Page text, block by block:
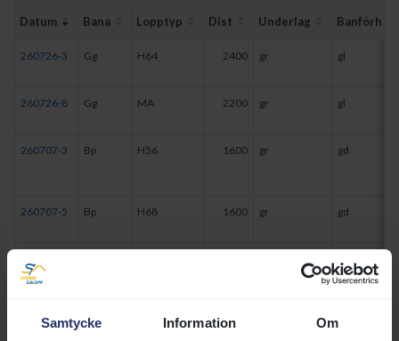
Samtycke Information Om
Datum Bana Lopptyp Dist Underlag Banförh
260726-3 Gg H64 2400 gr gl
260726-8 Gg MA 2200 gr gl
260707-3 Bp H56 1600 gr gd
260707-5 Bp H68 1600 gr gd
260616-2 Bp 1200 gd